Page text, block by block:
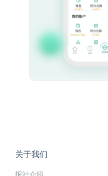
关于我们